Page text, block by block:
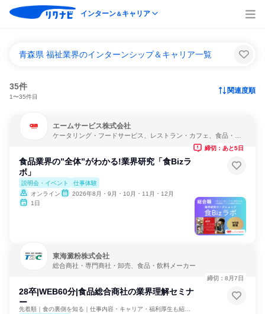
インターン＆キャリア
青森県 福祉業界のインターンシップ＆キャリア一覧
35件
1〜35件目
関連度順
エームサービス株式会社
ケータリング・フードサービス、レストラン・カフェ、食品・飲
食品業界の”全体”がわかる!業界研究「食Bizラ
ボ」
説明会・イベント
仕事体験
オンライン
2026年8月・9月・10月・11月・12月
1日
締切：あと5日
東海澱粉株式会社
総合商社・専門商社・卸売、食品・飲料メーカー
28卒|WEB60分|食品総合商社の業界理解セミナ
ー
締切：8月7日